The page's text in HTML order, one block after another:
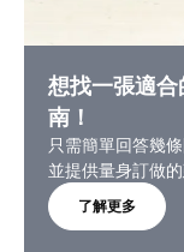
想找一張適
南！
只需簡單回答幾
並提供量身訂做
了解更多